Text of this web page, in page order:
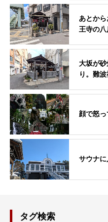
あとか
王寺の
大坂が
り。難
顔で怒っ
サウナに
タグ検索